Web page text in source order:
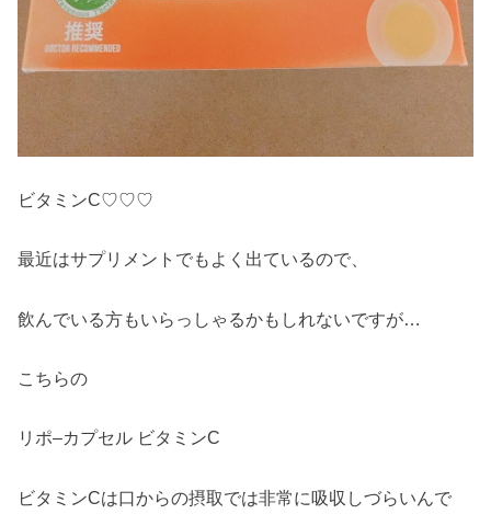
ビタミンC♡♡♡
最近はサプリメントでもよく出ているので、
飲んでいる方もいらっしゃるかもしれないですが…
こちらの
リポ–カプセル ビタミンC
ビタミンCは口からの摂取では非常に吸収しづらいんで